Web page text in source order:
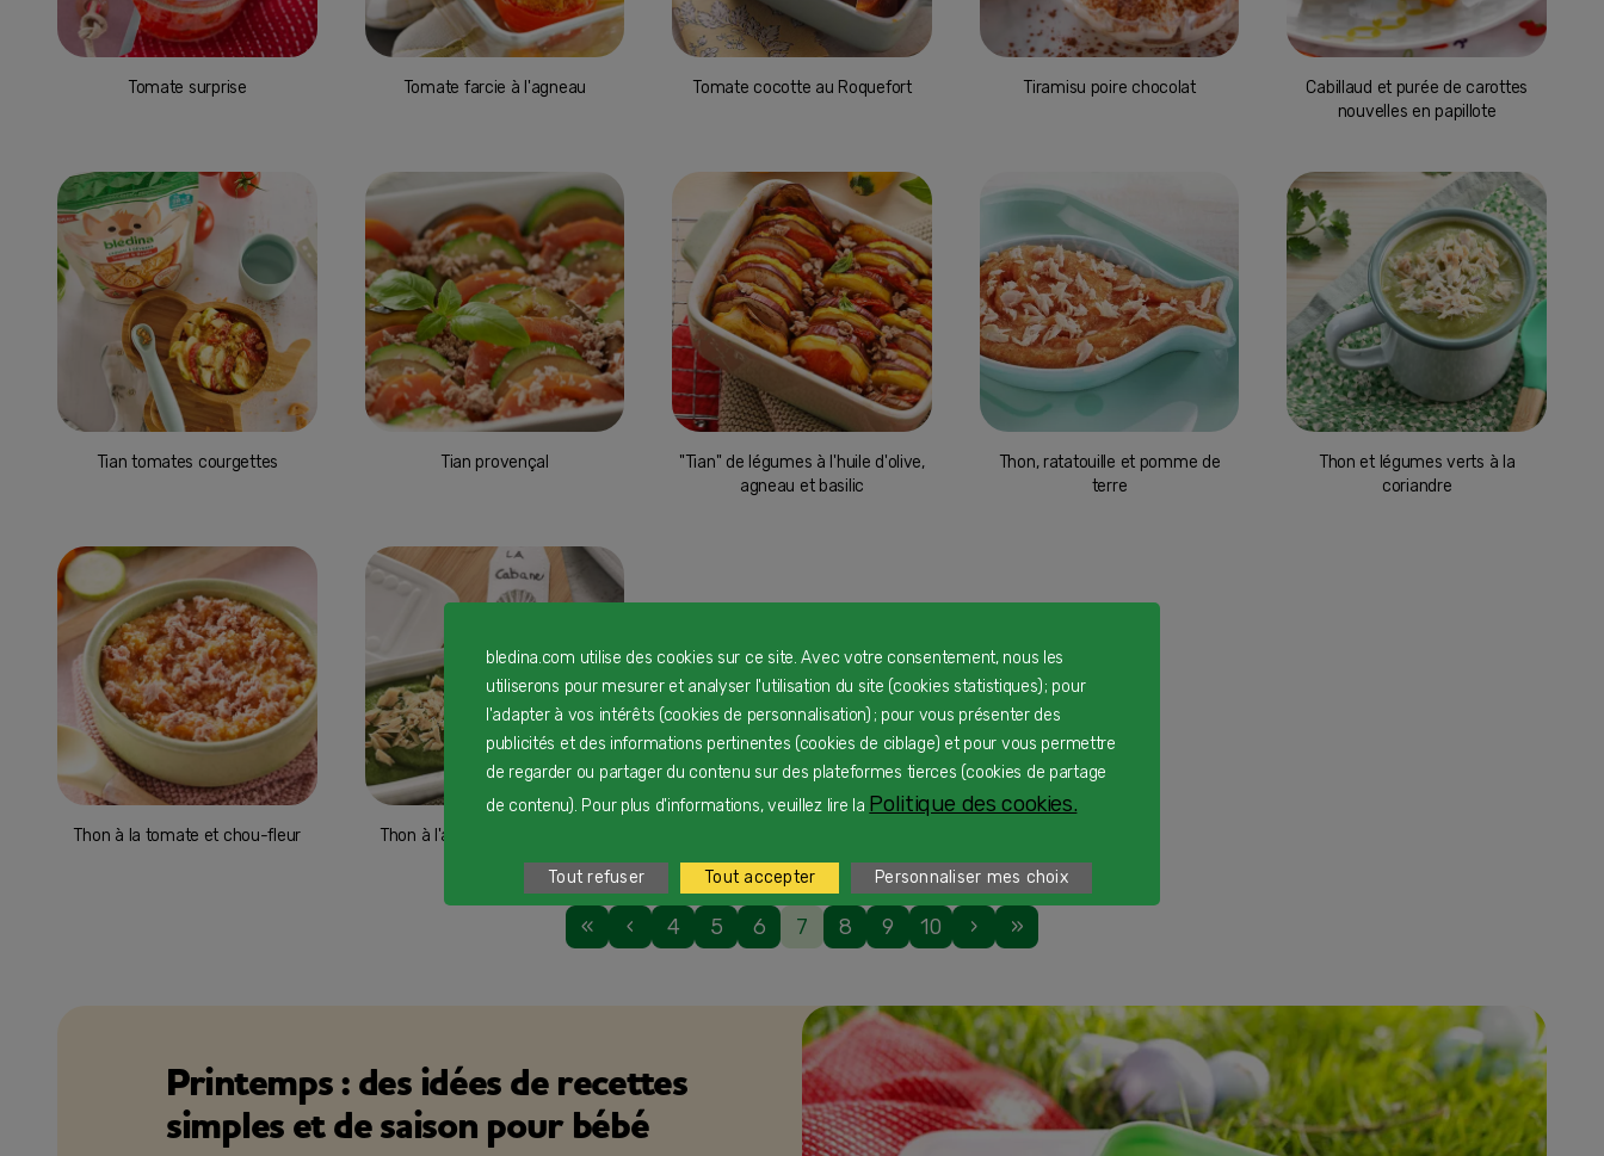
Tomate surprise Tomate farcie à l'agneau Tomate cocotte au Roquefort Tiramisu poire chocolat
Cabillaud et purée de carottes
nouvelles en papillote
Tian tomates courgettes Tian provençal
"Tian" de légumes à l'huile d'olive,
agneau et basilic
Thon, ratatouille et pomme de
terre
Thon et légumes verts à la
coriandre
Thon à la tomate et chou-fleur Thon à l'aneth, épinard et céleri
« ‹ 4 5 6 7 8 9 10 › »
Printemps : des idées de recettes
simples et de saison pour bébé
bledina.com utilise des cookies sur ce site. Avec votre consentement, nous les
utiliserons pour mesurer et analyser l'utilisation du site (cookies statistiques) ; pour
l'adapter à vos intérêts (cookies de personnalisation) ; pour vous présenter des
publicités et des informations pertinentes (cookies de ciblage) et pour vous permettre
de regarder ou partager du contenu sur des plateformes tierces (cookies de partage
de contenu). Pour plus d'informations, veuillez lire la Politique des cookies.
Tout refuser Tout accepter Personnaliser mes choix